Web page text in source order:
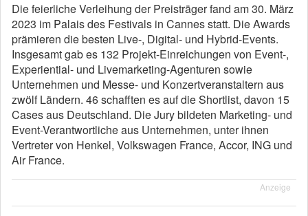
Die feierliche Verleihung der Preisträger fand am 30. März
2023 im Palais des Festivals in Cannes statt. Die Awards
prämieren die besten Live-, Digital- und Hybrid-Events.
Insgesamt gab es 132 Projekt-Einreichungen von Event-,
Experiential- und Livemarketing-Agenturen sowie
Unternehmen und Messe- und Konzertveranstaltern aus
zwölf Ländern. 46 schafften es auf die Shortlist, davon 15
Cases aus Deutschland. Die Jury bildeten Marketing- und
Event-Verantwortliche aus Unternehmen, unter ihnen
Vertreter von Henkel, Volkswagen France, Accor, ING und
Air France.
Anzeige